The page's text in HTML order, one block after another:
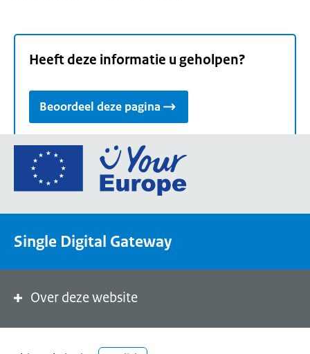
Heeft deze informatie u geholpen?
Beoordeel deze pagina
Ga
de
een
de
Single Digital Gateway
Over deze website